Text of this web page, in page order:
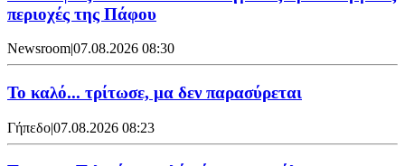
περιοχές της Πάφου
Newsroom|07.08.2026 08:30
Το καλό... τρίτωσε, μα δεν παρασύρεται
Γήπεδο|07.08.2026 08:23